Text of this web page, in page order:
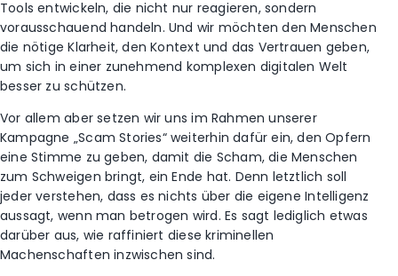
Tools entwickeln, die nicht nur reagieren, sondern
vorausschauend handeln. Und wir möchten den Menschen
die nötige Klarheit, den Kontext und das Vertrauen geben,
um sich in einer zunehmend komplexen digitalen Welt
besser zu schützen.
Vor allem aber setzen wir uns im Rahmen unserer
Kampagne „Scam Stories“ weiterhin dafür ein, den Opfern
eine Stimme zu geben, damit die Scham, die Menschen
zum Schweigen bringt, ein Ende hat. Denn letztlich soll
jeder verstehen, dass es nichts über die eigene Intelligenz
aussagt, wenn man betrogen wird. Es sagt lediglich etwas
darüber aus, wie raffiniert diese kriminellen
Machenschaften inzwischen sind.